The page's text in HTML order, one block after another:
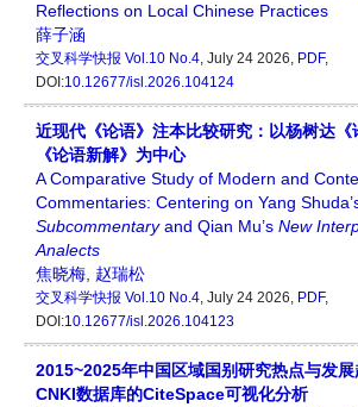
Reflections on Local Chinese Practices
薛子涵
交叉科学快报 Vol.10 No.4, July 24 2026, PDF,
DOI:10.12677/isl.2026.104124
近现代《论语》注本比较研究：以杨树达《
《论语新解》为中心
A Comparative Study of Modern and
Commentaries: Centering on Yang
Subcommentaryand Qian Mu’s New
Analects
焦晓梅 赵瑞松
交叉科学快报 Vol.10 No.4, July 24 2026, PDF,
DOI:10.12677/isl.2026.104123
2015~2025年中国区域国别研究热点与发
CNKI数据库的CiteSpace可视化分析